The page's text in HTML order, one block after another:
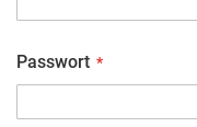
Passwort